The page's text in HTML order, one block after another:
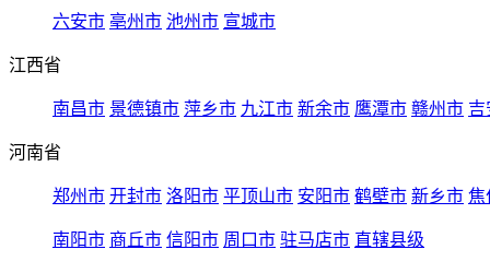
六安市 亳州市 池州市 宣城市
江西省
南昌市 景德镇市 萍乡市 九江市 新余市 鹰潭市 赣州市 吉
河南省
郑州市 开封市 洛阳市 平顶山市 安阳市 鹤壁市 新乡市 焦
南阳市 商丘市 信阳市 周口市 驻马店市 直辖县级